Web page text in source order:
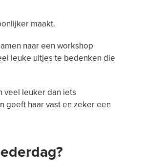
maakt.
naar een workshop
leuke uitjes te bedenken die
veel leuker dan iets
geeft haar vast en zeker een